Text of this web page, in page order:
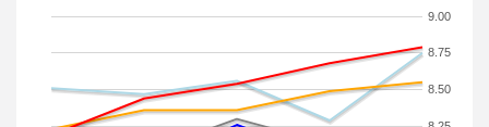
8.50
8.75
9.00